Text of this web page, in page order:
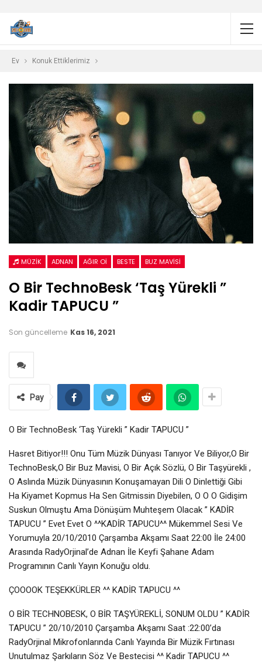
Ev Konuk Ettiklerimiz
MÜZIK ADNAN AĞIR OI BESTE BUZ MAVISI
O Bir TechnoBesk ‘Taş Yürekli ”
Kadir TAPUCU ”
Son güncelleme Kas 16, 2021
Pay
O Bir TechnoBesk ‘Taş Yürekli ” Kadir TAPUCU ”
Hasret Bitiyor!!! Onu Tüm Müzik Dünyası Tanıyor Ve Biliyor,O Bir
TechnoBesk,O Bir Buz Mavisi, O Bir Açık Sözlü, O Bir Taşyürekli ,
O Aslında Müzik Dünyasının Konuşamayan Dili O Dinlettiği Gibi
Ha Kiyamet Kopmus Ha Sen Gitmissin Diyebilen, O O O Gidişim
Suskun Olmuştu Ama Dönüşüm Muhteşem Olacak ” KADİR
TAPUCU ” Evet Evet O ^^KADİR TAPUCU^^ Mükemmel Sesi Ve
Yorumuyla 20/10/2010 Çarşamba Akşamı Saat 22:00 İle 24:00
Arasında RadyOrjinal’de Adnan İle Keyfi Şahane Adam
Programının Canlı Yayın Konuğu oldu.
ÇOOOOK TEŞEKKÜRLER ^^ KADİR TAPUCU ^^
O BİR TECHNOBESK, O BİR TAŞYÜREKLİ, SONUM OLDU ” KADİR
TAPUCU ” 20/10/2010 Çarşamba Akşamı Saat :22:00’da
RadyOrjinal Mikrofonlarında Canlı Yayında Bir Müzik Fırtınası
Unutulmaz Şarkıların Söz Ve Bestecisi ^^ Kadir TAPUCU ^^